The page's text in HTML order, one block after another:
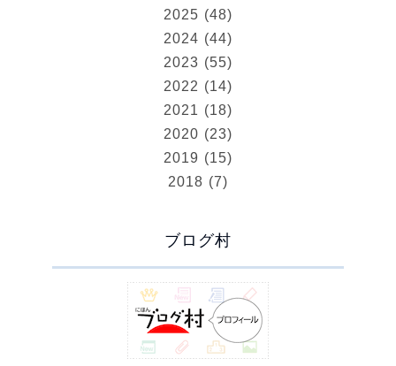
2025 (48)
2024 (44)
2023 (55)
2022 (14)
2021 (18)
2020 (23)
2019 (15)
2018 (7)
ブログ村